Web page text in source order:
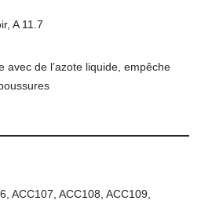
A 11.7
avec de l’azote liquide, empêche
ACC107, ACC108, ACC109,